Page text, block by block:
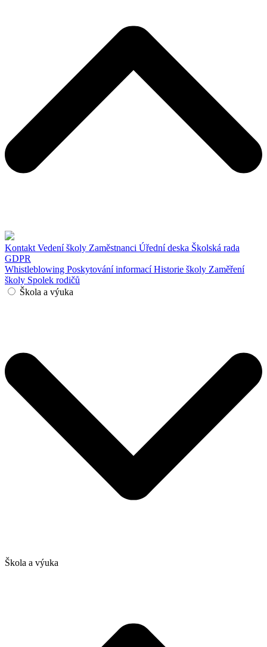
Kontakt Vedení školy Zaměstnanci Úřední deska Školská rada
GDPR
Whistleblowing Poskytování informacíHistorie školy Zaměření
školy Spolek rodičů
Škola a výuka
Škola a výuka